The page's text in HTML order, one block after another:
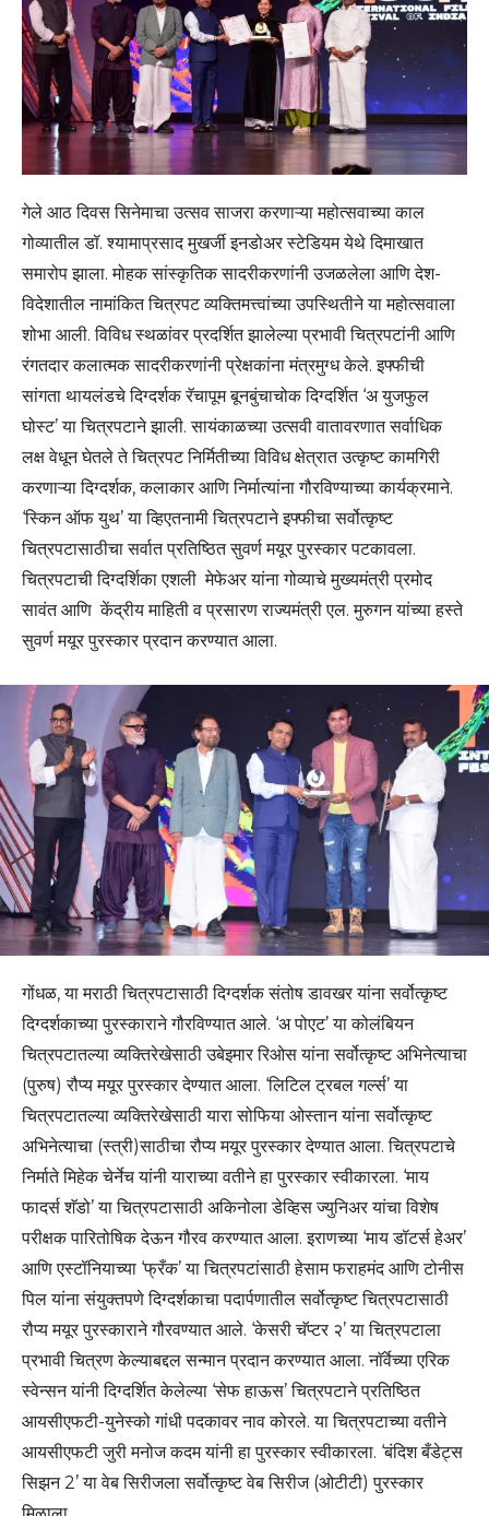
गेले आठ दिवस सिनेमाचा उत्सव साजरा करणाऱ्या महोत्सवाच्या काल
गोव्यातील डॉ. श्यामाप्रसाद मुखर्जी इनडोअर स्टेडियम येथे दिमाखात
समारोप झाला. मोहक सांस्कृतिक सादरीकरणांनी उजळलेला आणि देश-
विदेशातील नामांकित चित्रपट व्यक्तिमत्त्वांच्या उपस्थितीने या महोत्सवाला
शोभा आली. विविध स्थळांवर प्रदर्शित झालेल्या प्रभावी चित्रपटांनी आणि
रंगतदार कलात्मक सादरीकरणांनी प्रेक्षकांना मंत्रमुग्ध केले. इफ्फीची
सांगता थायलंडचे दिग्दर्शक रॅचापूम बूनबुंचाचोक दिग्दर्शित ‘अ युजफुल
घोस्ट’ या चित्रपटाने झाली. सायंकाळच्या उत्सवी वातावरणात सर्वाधिक
लक्ष वेधून घेतले ते चित्रपट निर्मितीच्या विविध क्षेत्रात उत्कृष्ट कामगिरी
करणाऱ्या दिग्दर्शक, कलाकार आणि निर्मात्यांना गौरविण्याच्या कार्यक्रमाने.
‘स्किन ऑफ युथ’ या व्हिएतनामी चित्रपटाने इफ्फीचा सर्वोत्कृष्ट
चित्रपटासाठीचा सर्वात प्रतिष्ठित सुवर्ण मयूर पुरस्कार पटकावला.
चित्रपटाची दिग्दर्शिका एशली मेफेअर यांना गोव्याचे मुख्यमंत्री प्रमोद
सावंत आणि केंद्रीय माहिती व प्रसारण राज्यमंत्री एल. मुरुगन यांच्या हस्ते
सुवर्ण मयूर पुरस्कार प्रदान करण्यात आला.
गोंधळ, या मराठी चित्रपटासाठी दिग्दर्शक संतोष डावखर यांना सर्वोत्कृष्ट
दिग्दर्शकाच्या पुरस्काराने गौरविण्यात आले. ‘अ पोएट’ या कोलंबियन
चित्रपटातल्या व्यक्तिरेखेसाठी उबेइमार रिओस यांना सर्वोत्कृष्ट अभिनेत्याचा
(पुरुष) रौप्य मयूर पुरस्कार देण्यात आला. ‘लिटिल ट्रबल गर्ल्स’ या
चित्रपटातल्या व्यक्तिरेखेसाठी यारा सोफिया ओस्तान यांना सर्वोत्कृष्ट
अभिनेत्याचा (स्त्री)साठीचा रौप्य मयूर पुरस्कार देण्यात आला. चित्रपटाचे
निर्माते मिहेक चेर्नेच यांनी याराच्या वतीने हा पुरस्कार स्वीकारला. ‘माय
फादर्स शॅडो’ या चित्रपटासाठी अकिनोला डेव्हिस ज्युनिअर यांचा विशेष
परीक्षक पारितोषिक देऊन गौरव करण्यात आला. इराणच्या ‘माय डॉटर्स हेअर’
आणि एस्टॉनियाच्या ‘फ्रँक’ या चित्रपटांसाठी हेसाम फराहमंद आणि टोनीस
पिल यांना संयुक्तपणे दिग्दर्शकाचा पदार्पणातील सर्वोत्कृष्ट चित्रपटासाठी
रौप्य मयूर पुरस्काराने गौरवण्यात आले. ‘केसरी चॅप्टर २’ या चित्रपटाला
प्रभावी चित्रण केल्याबद्दल सन्मान प्रदान करण्यात आला. नाॅर्वेच्या एरिक
स्वेन्सन यांनी दिग्दर्शित केलेल्या ‘सेफ हाऊस’ चित्रपटाने प्रतिष्ठित
आयसीएफटी-युनेस्को गांधी पदकावर नाव कोरले. या चित्रपटाच्या वतीने
आयसीएफटी जुरी मनोज कदम यांनी हा पुरस्कार स्वीकारला. ‘बंदिश बँडेट्स
सिझन 2’ या वेब सिरीजला सर्वोत्कृष्ट वेब सिरीज (ओटीटी) पुरस्कार